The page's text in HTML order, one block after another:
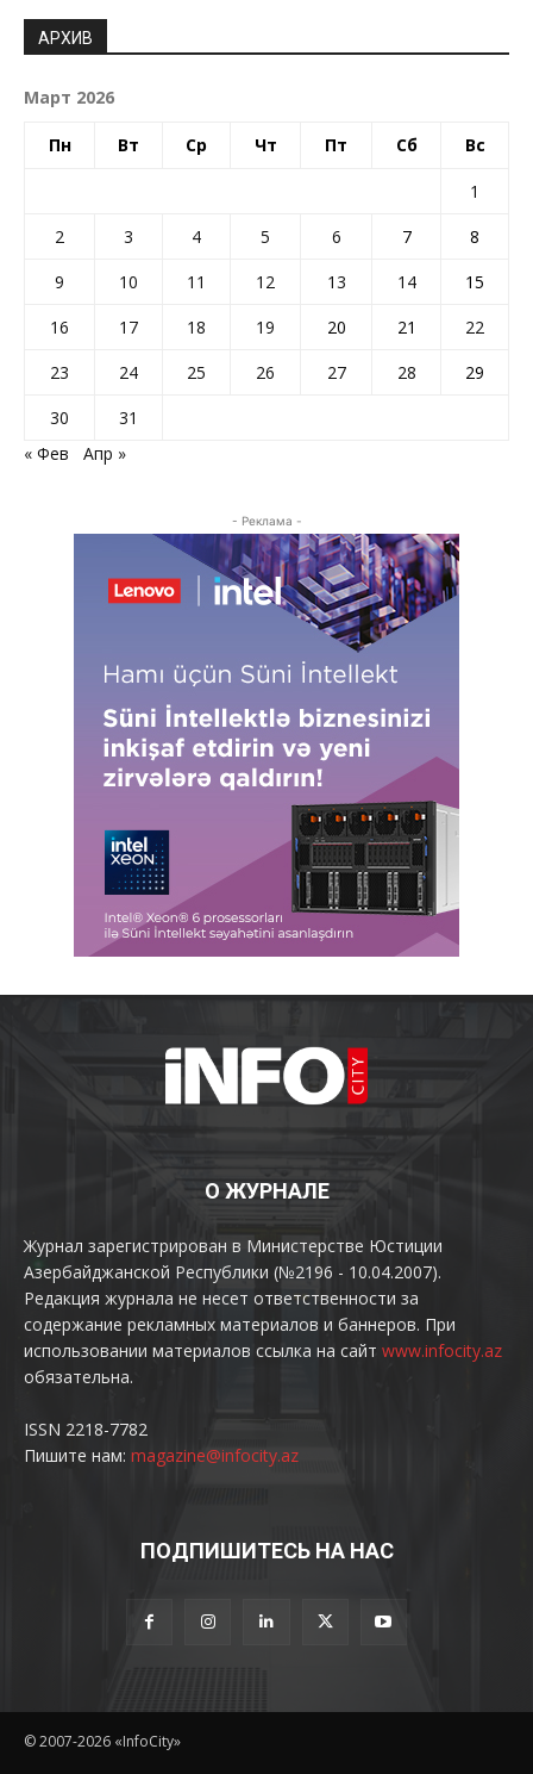
АРХИВ
Март 2026
Пн Вт Ср Чт Пт Сб Вс
1
2
3 4 5 6 7
8
9
10 11 12 13 14
15
16
17 18 19 20 21
22
23
24 25 26 27 28
29
30
31
« Фев
Апр »
- Реклама -
О ЖУРНАЛЕ
Журнал зарегистрирован в Министерстве Юстиции
Азербайджанской Республики (№2196 - 10.04.2007).
Редакция журнала не несет ответственности за
содержание рекламных материалов и баннеров. При
использовании материалов ссылка на сайт www.infocity.az
обязательна.
ISSN 2218-7782
Пишите нам: magazine@infocity.az
ПОДПИШИТЕСЬ НА НАС
© 2007-2026 «InfoCity»